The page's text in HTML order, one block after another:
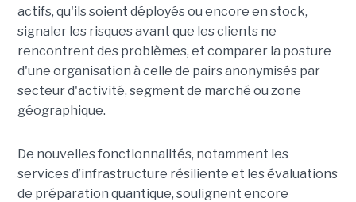
actifs, qu'ils soient déployés ou encore en stock,
signaler les risques avant que les clients ne
rencontrent des problèmes, et comparer la posture
d'une organisation à celle de pairs anonymisés par
secteur d'activité, segment de marché ou zone
géographique.
De nouvelles fonctionnalités, notamment les
services d’infrastructure résiliente et les évaluations
de préparation quantique, soulignent encore